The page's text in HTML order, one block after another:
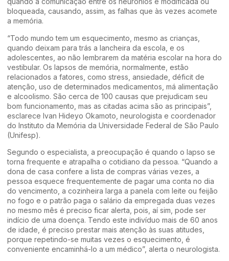
bloqueada, causando, assim, as falhas que às vezes acomete
a memória.
“Todo mundo tem um esquecimento, mesmo as crianças,
quando deixam para trás a lancheira da escola, e os
adolescentes, ao não lembrarem da matéria escolar na hora do
vestibular. Os lapsos de memória, normalmente, estão
relacionados a fatores, como stress, ansiedade, déficit de
atenção, uso de determinados medicamentos, má alimentação
e alcoolismo. São cerca de 100 causas que prejudicam seu
bom funcionamento, mas as citadas acima são as principais”,
esclarece Ivan Hideyo Okamoto, neurologista e coordenador
do Instituto da Memória da Universidade Federal de São Paulo
(Unifesp).
Segundo o especialista, a preocupação é quando o lapso se
torna frequente e atrapalha o cotidiano da pessoa. “Quando a
dona de casa confere a lista de compras várias vezes, a
pessoa esquece frequentemente de pagar uma conta no dia
do vencimento, a cozinheira larga a panela com leite ou feijão
no fogo e o patrão paga o salário da empregada duas vezes
no mesmo mês é preciso ficar alerta, pois, aí sim, pode ser
indício de uma doença. Tendo este indivíduo mais de 60 anos
de idade, é preciso prestar mais atenção às suas atitudes,
porque repetindo-se muitas vezes o esquecimento, é
conveniente encaminhá-lo a um médico”, alerta o neurologista.